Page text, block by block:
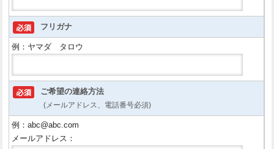
フリガナ
例：ヤマダ タロウ
ご希望の連絡方法
(メールアドレス、電話番号必須)
例：abc@abc.com
メールアドレス：